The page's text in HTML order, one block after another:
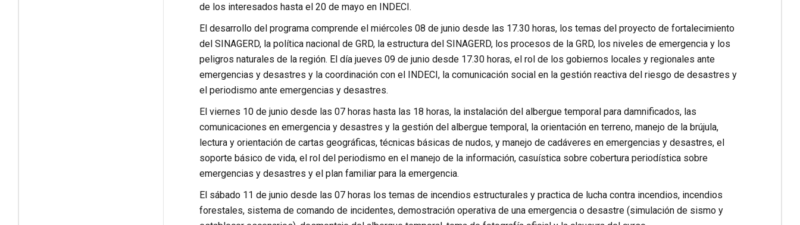
de los interesados hasta el 20 de mayo en INDECI.
El desarrollo del programa comprende el miércoles 08 de junio desde las 17.30 horas, los temas del proyecto de fortalecimiento
del SINAGERD, la política nacional de GRD, la estructura del SINAGERD, los procesos de la GRD, los niveles de emergencia y los
peligros naturales de la región. El día jueves 09 de junio desde 17.30 horas, el rol de los gobiernos locales y regionales ante
emergencias y desastres y la coordinación con el INDECI, la comunicación social en la gestión reactiva del riesgo de desastres y
el periodismo ante emergencias y desastres.
El viernes 10 de junio desde las 07 horas hasta las 18 horas, la instalación del albergue temporal para damnificados, las
comunicaciones en emergencia y desastres y la gestión del albergue temporal, la orientación en terreno, manejo de la brújula,
lectura y orientación de cartas geográficas, técnicas básicas de nudos, y manejo de cadáveres en emergencias y desastres, el
soporte básico de vida, el rol del periodismo en el manejo de la información, casuística sobre cobertura periodística sobre
emergencias y desastres y el plan familiar para la emergencia.
El sábado 11 de junio desde las 07 horas los temas de incendios estructurales y practica de lucha contra incendios, incendios
forestales, sistema de comando de incidentes, demostración operativa de una emergencia o desastre (simulación de sismo y